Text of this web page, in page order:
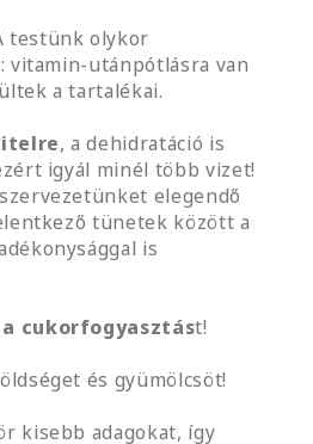
testünk olykor
vitamin-utánpótlásra van
a tartalékai.
, a dehidratáció is
igyál minél több vizet!
elegendő
tünetek között a
is
cukorfogyasztást!
és gyümölcsöt!
kisebb adagokat, így